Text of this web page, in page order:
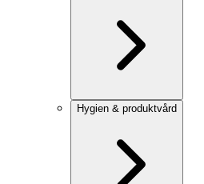
Hygien & produktvård